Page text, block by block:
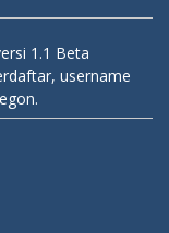
1.1 Beta
username